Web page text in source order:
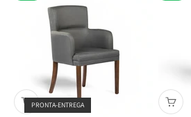
PRONTA-ENTREGA